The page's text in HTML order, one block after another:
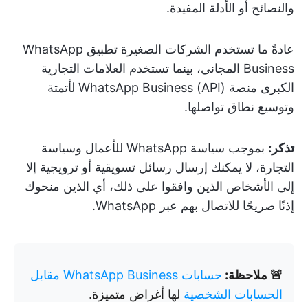
والنصائح أو الأدلة المفيدة.
عادةً ما تستخدم الشركات الصغيرة تطبيق WhatsApp
Business المجاني، بينما تستخدم العلامات التجارية
الكبرى منصة WhatsApp Business (API) لأتمتة
وتوسيع نطاق تواصلها.
تذكر:
بموجب سياسة WhatsApp للأعمال وسياسة
التجارة، لا يمكنك إرسال رسائل تسويقية أو ترويجية إلا
إلى الأشخاص الذين وافقوا على ذلك، أي الذين منحوك
إذنًا صريحًا للاتصال بهم عبر WhatsApp.
🚨 ملاحظة:
حسابات WhatsApp Business مقابل
الحسابات الشخصية لها أغراض متميزة.